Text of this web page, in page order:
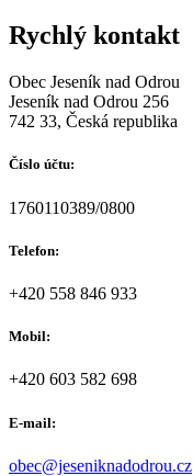
Rychlý kontakt
Obec Jeseník nad Odrou
Jeseník nad Odrou 256
742 33, Česká republika
Číslo účtu:
1760110389/0800
Telefon:
+420 558 846 933
Mobil:
+420 603 582 698
E-mail:
obec@jeseniknadodrou.cz